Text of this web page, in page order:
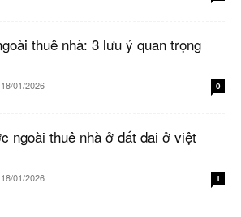
thuê nhà: 3 lưu ý quan trọng
18/01/2026 0
ngoài thuê nhà ở đất đai ở việt
18/01/2026 1